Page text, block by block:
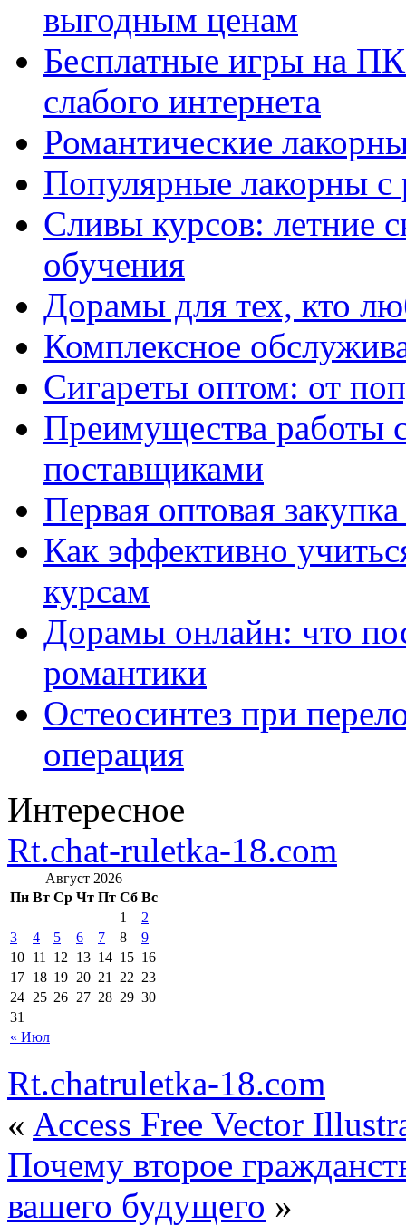
выгодным ценам
Бесплатные игры на
слабого интернета
Романтические
Популярные лакорны с
Сливы курсов: летние
обучения
Дорамы для тех, кто
Комплексное
Сигареты оптом: от
Преимущества работы
поставщиками
Первая оптовая
Как эффективно
курсам
Дорамы онлайн: что
романтики
Остеосинтез при
операция
Интересное
Rt.chat-ruletka-18.com
Август 2026
Пн Вт Ср Чт Пт Сб Вс
« Июл
1
2
3
4 5 6 7 8
9
10 11 12 13 14 15 16
17 18 19 20 21 22 23
24 25 26 27 28 29 30
31
Rt.chatruletka-18.com
« Access Free Vector
Почему второе
вашего будущего »